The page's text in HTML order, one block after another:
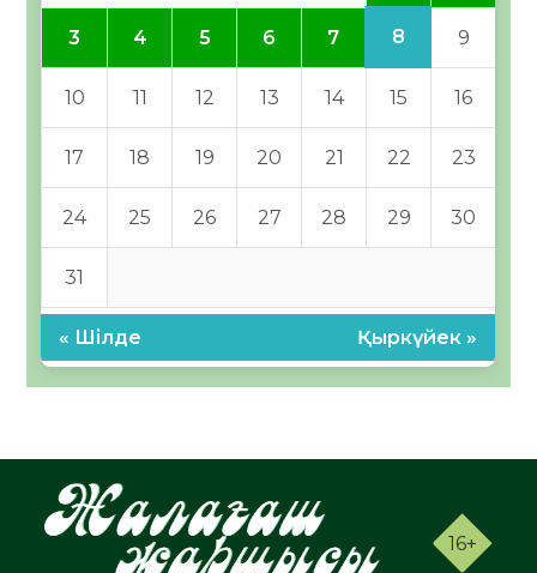
3 4 5 6 7 8 9
10 11 12 13 14 15 16
17 18 19 20 21 22 23
24 25 26 27 28 29 30
31
« Шілде Қыркүйек »
16+